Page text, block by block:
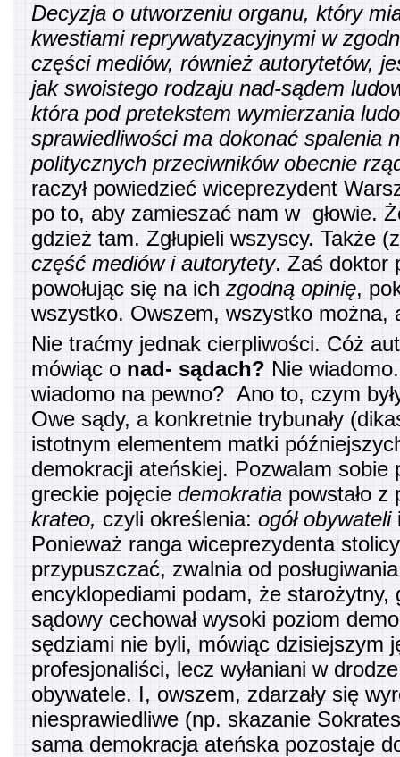
Decyzja o utworzeniu organu, który
kwestiami reprywatyzacyjnymi w
części mediów, również autorytetów,
jak swoistego rodzaju nad-sądem
która pod pretekstem wymierzania
sprawiedliwości ma dokonać spalenia
politycznych przeciwników obecnie
raczył powiedzieć wiceprezydent
po to, aby zamieszać nam w głowie.
gdzież tam. Zgłupieli wszyscy. Także
część mediów i autorytety. Zaś doktor
powołując się na ich zgodną opinię,
wszystko. Owszem, wszystko można,
Nie traćmy jednak cierpliwości. Cóż
mówiąc o nad- sądach? Nie
wiadomo na pewno? Ano to, czym
Owe sądy, a konkretnie trybunały
istotnym elementem matki
demokracji ateńskiej. Pozwalam sobie
greckie pojęcie demokratia powstało z
krateo, czyli określenia: ogół obywateli
Ponieważ ranga wiceprezydenta
przypuszczać, zwalnia od
encyklopediami podam, że starożytny,
sądowy cechował wysoki poziom
sędziami nie byli, mówiąc dzisiejszym
profesjonaliści, lecz wyłaniani w
obywatele. I, owszem, zdarzały się
niesprawiedliwe (np. skazanie
sama demokracja ateńska pozostaje